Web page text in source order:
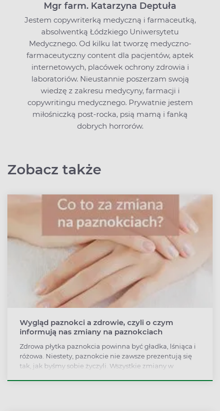
Mgr farm. Katarzyna Deptuła
Jestem copywriterką medyczną i farmaceutką,
absolwentką Łódzkiego Uniwersytetu
Medycznego. Od kilku lat tworzę medyczno-
farmaceutyczny content dla pacjentów, aptek
internetowych, placówek ochrony zdrowia i
laboratoriów. Nieustannie poszerzam swoją
wiedzę z zakresu medycyny, farmacji i
copywritingu medycznego. Prywatnie jestem
miłośniczką post-rocka, psią mamą i fanką
dobrych horrorów.
Zobacz także
Wygląd paznokci a zdrowie, czyli o czym
informują nas zmiany na paznokciach
Zdrowa płytka paznokcia powinna być gładka, lśniąca i
różowa. Niestety, paznokcie nie zawsze prezentują się
tak, jak byśmy sobie życzyli. Wszystkie zmiany w